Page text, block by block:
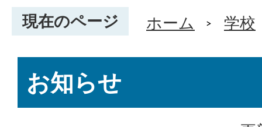
現在のページ ホーム 学校
お知らせ